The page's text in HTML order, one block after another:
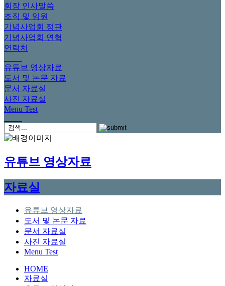
회장 인사말씀
조직 및 임원
기념사업회 정관
기념사업회 연혁
연락처
유튜브 영상자료
도서 및 논문 자료
문서 자료실
사진 자료실
Menu Test
유튜브 영상자료
자료실
유튜브 영상자료
도서 및 논문 자료
문서 자료실
사진 자료실
Menu Test
HOME
자료실